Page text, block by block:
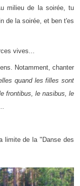
milieu de la soirée, tu
de la soirée, et ben t'es
vives...
Notamment, chanter
quand les filles sont
frontibus, le nasibus, le
limite de la "Danse des